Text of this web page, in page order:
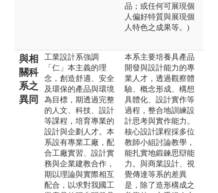
品；或任何可展現個
人偏好特質與展現個
人特色之成果等。)
與相
關科
系之
異同
工業設計系強調
「仁」本主義的理
念，創造舒適、安全
及環保的產品與環境
為目標，期透過完整
的人文、科技、設計
等課程，培育專業的
設計與企劃人才。本
系設有專業工廠，配
合工廠實習、設計實
務與企業建教合作，
期以理論與實際相互
配合，以求對我國工
本系主要培養具產品
開發與設計能力的專
業人才，透過觀察體
驗、概念形成、構想
具體化、設計實作等
過程，整合地訓練設
計思考與實作能力。
核心設計課程採多位
教師小組討論教學，
能扎實地鍛鍊思辯能
力。與商業設計、視
覺傳達等系的差異
是，除了造形構成之